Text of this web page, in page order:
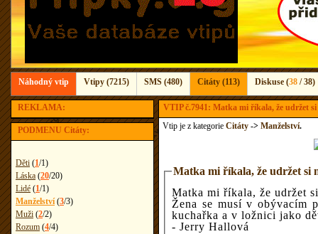
Náhodný vtip Vtipy (7215) SMS (480) Citáty (113) Diskuse (38 / 38)
REKLAMA:
PODMENU Citáty:
Děti (1/1)
Láska (20/20)
Lidé (1/1)
Manželství(3/3)
Muži (2/2)
Rozum (4/4)
VTIP č.7941: Matka mi říkala, že udržet si
Vtip je z kategorie Citáty -> Manželství.
Matka mi říkala, že udržet si
Matka mi říkala, že udržet
Žena se musí v obývacím
kuchařka a v ložnici jako
- Jerry Hallová